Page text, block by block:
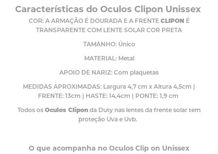
Características do Oculos Clipon Unissex
COR: A ARMAÇÃO É DOURADA E A FRENTE CLIPON É
TRANSPARENTE COM LENTE SOLAR COR PRETA
TAMANHO: Único
MATERIAL: Metal
APOIO DE NARIZ: Com plaquetas
MEDIDAS APROXIMADAS: Largura 4,7 cm x Altura 4,5cm |
FRENTE: 13cm | HASTE: 14,4cm | PONTE: 1,9 cm
Todos os Oculos Cliponda Duty nas lentes da frente solar tem
proteção Uva e Uvb.
O que acompanha no Oculos Clip on Unissex